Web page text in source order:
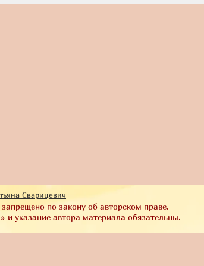
Сварицевич
по закону об авторском праве.
указание автора материала обязательны.